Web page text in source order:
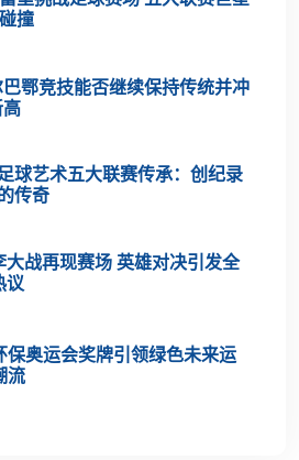
撞
鄂竞技能否继续保持传统并冲
高
球艺术五大联赛传承：创纪录
传奇
大战再现赛场 英雄对决引发全
议
保奥运会奖牌引领绿色未来运
流